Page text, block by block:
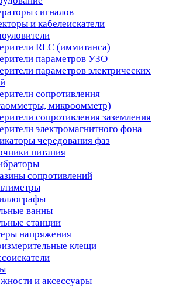
сигналов
и кабелеискатели
RLC (иммитанса)
параметров УЗО
параметров электрических
сопротивления
микроомметр)
сопротивления заземления
электромагнитного фона
чередования фаз
питания
сопротивлений
ванны
станции
напряжения
клещи
и аксессуары